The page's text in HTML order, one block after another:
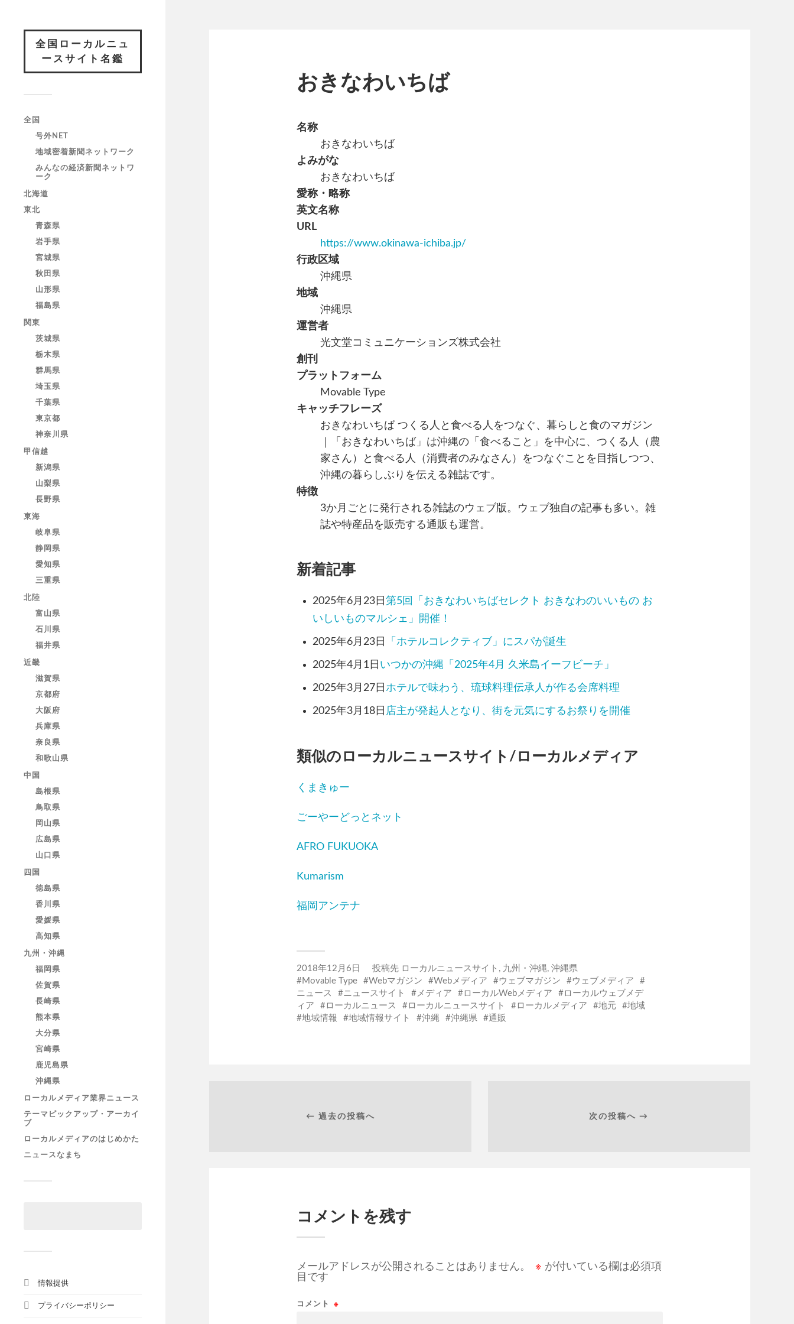
全国ローカルニュ
ースサイト名鑑
全国
号外NET
地域密着新聞ネットワーク
みんなの経済新聞ネットワ
ーク
北海道
東北
青森県
岩手県
宮城県
秋田県
山形県
福島県
関東
茨城県
栃木県
群馬県
埼玉県
千葉県
東京都
神奈川県
甲信越
新潟県
山梨県
長野県
東海
岐阜県
静岡県
愛知県
三重県
北陸
富山県
石川県
福井県
近畿
滋賀県
京都府
大阪府
兵庫県
奈良県
和歌山県
中国
島根県
鳥取県
岡山県
広島県
山口県
四国
徳島県
香川県
愛媛県
高知県
九州・沖縄
福岡県
佐賀県
長崎県
熊本県
大分県
宮崎県
鹿児島県
沖縄県
ローカルメディア業界ニュース
テーマピックアップ・アーカイ
ブ
ローカルメディアのはじめかた
ニュースなまち
情報提供
プライバシーポリシー
おきなわいちば
名称
おきなわいちば
よみがな
おきなわいちば
愛称・略称
英文名称
URL
https://www.okinawa-ichiba.jp/
行政区域
沖縄県
地域
沖縄県
運営者
光文堂コミュニケーションズ株式会社
創刊
プラットフォーム
Movable Type
キャッチフレーズ
おきなわいちば つくる人と食べる人をつなぐ、暮らしと食のマガジン
｜「おきなわいちば」は沖縄の「食べること」を中心に、つくる人（農
家さん）と食べる人（消費者のみなさん）をつなぐことを目指しつつ、
沖縄の暮らしぶりを伝える雑誌です。
特徴
3か月ごとに発行される雑誌のウェブ版。ウェブ独自の記事も多い。雑
誌や特産品を販売する通販も運営。
新着記事
2025年6月23日 第5回「おきなわいちばセレクト おきなわのいいもの お
いしいものマルシェ」開催！
2025年6月23日 「ホテルコレクティブ」にスパが誕生
2025年4月1日 いつかの沖縄「2025年4月 久米島イーフビーチ」
2025年3月27日 ホテルで味わう、琉球料理伝承人が作る会席料理
2025年3月18日 店主が発起人となり、街を元気にするお祭りを開催
類似のローカルニュースサイト/ローカルメディア
くまきゅー
ごーやーどっとネット
AFRO FUKUOKA
Kumarism
福岡アンテナ
2018年12月6日 投稿先 ローカルニュースサイト , 九州・沖縄, 沖縄県
Movable Type
Webマガジン Webメディア ウェブマガジン
ウェブメディア
ニュース
ニュースサイト メディア ローカルWebメディア
ローカルウェブメデ
ィア
ローカルニュース ローカルニュースサイト ローカルメディア 地元
地域
地域情報
地域情報サイト 沖縄 沖縄県 通販
← 過去の投稿へ 次の投稿へ →
コメントを残す
メールアドレスが公開されることはありません。 ※ が付いている欄は必須項
目です
コメント ※